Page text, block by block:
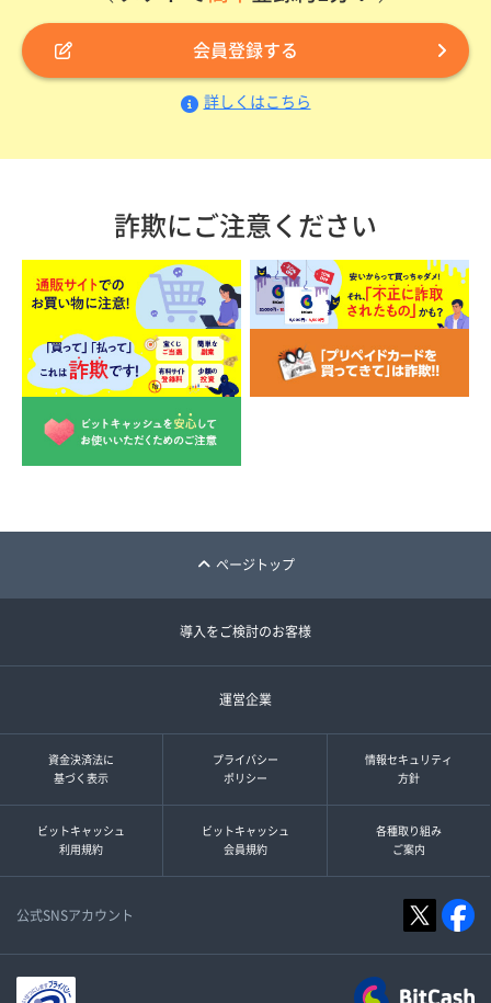
会員登録する
詳しくはこちら
詐欺にご注意ください
ページトップ
導入をご検討のお客様
運営企業
資金決済法に
基づく表示
プライバシー
ポリシー
情報セキュリティ
方針
ビットキャッシュ
利用規約
ビットキャッシュ
会員規約
各種取り組み
ご案内
公式SNSアカウント